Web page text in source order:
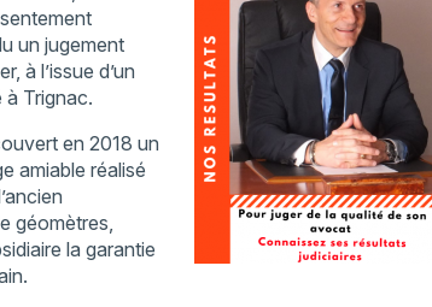
un jugement
à l’issue d’un
à Trignac.
en 2018 un
amiable réalisé
géomètres,
la garantie